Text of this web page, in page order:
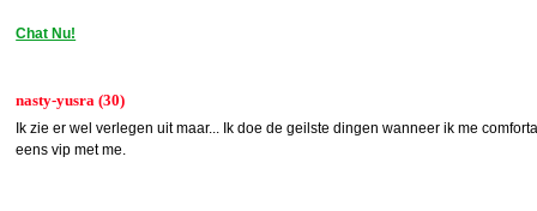
Chat Nu!
nasty-yusra (30)
Ik zie er wel verlegen uit maar... Ik doe de geilste dingen wanneer ik me
eens vip met me.